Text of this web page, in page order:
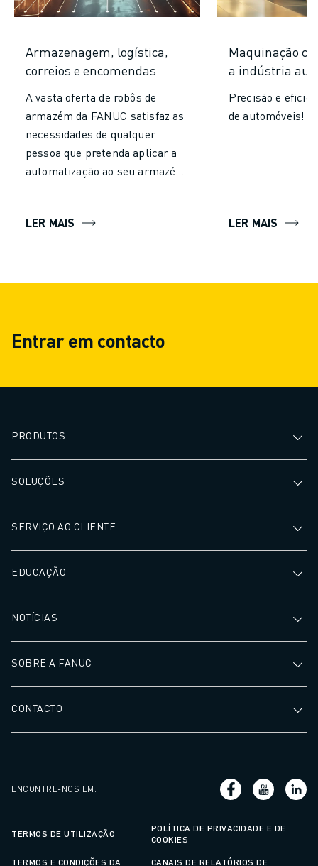
Armazenagem, logística,
correios e encomendas
A vasta oferta de robôs de
armazém da FANUC satisfaz as
necessidades de qualquer
pessoa que pretenda aplicar a
automatização ao seu armazém,
LER MAIS
Maquinação
a indústria
Precisão e
de automóveis!
LER MAIS
Entrar em contacto
PRODUTOS
SOLUÇÕES
SERVIÇO AO CLIENTE
EDUCAÇÃO
NOTÍCIAS
SOBRE A FANUC
CONTACTO
ENCONTRE-NOS EM :
TERMOS DE UTILIZAÇÃO
POLÍTICA DE PRIVACIDADE E DE
COOKIES
TERMOS E CONDIÇÕES DA CANAIS DE RELATÓRIOS DE